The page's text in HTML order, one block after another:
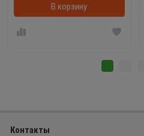
В корзину
Контакты